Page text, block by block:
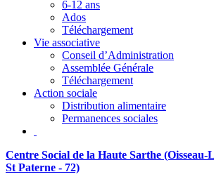
6-12 ans
Ados
Téléchargement
Vie associative
Conseil d’Administration
Assemblée Générale
Téléchargement
Action sociale
Distribution alimentaire
Permanences sociales
Centre Social de la Haute Sarthe (Oisseau-
St Paterne - 72)